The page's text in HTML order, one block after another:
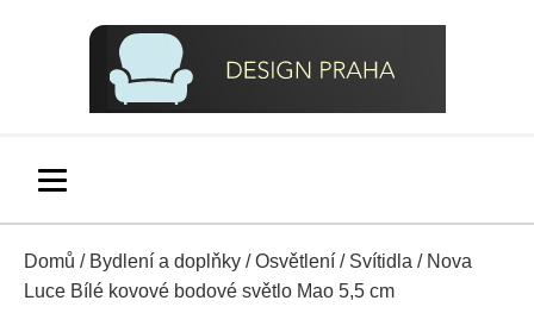
Domů / Bydlení a doplňky /Osvětlení / Svítidla / Nova
Luce Bílé kovové bodové světlo Mao 5,5 cm